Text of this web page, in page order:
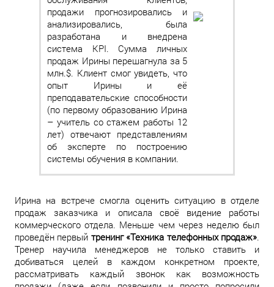
продажи прогнозировались и
анализировались, была
разработана и внедрена
система KPI. Сумма личных
продаж Ирины перешагнула за 5
млн.$. Клиент смог увидеть, что
опыт Ирины и её
преподавательские способности
(по первому образованию Ирина
– учитель со стажем работы 12
лет) отвечают представлениям
об эксперте по построению
системы обучения в компании.
Ирина на встрече смогла оценить ситуацию в отделе
продаж заказчика и описала своё видение работы
коммерческого отдела. Меньше чем через неделю был
проведён первый тренинг «Техника телефонных продаж».
Тренер научила менеджеров не только ставить и
добиваться целей в каждом конкретном проекте,
рассматривать каждый звонок как возможность